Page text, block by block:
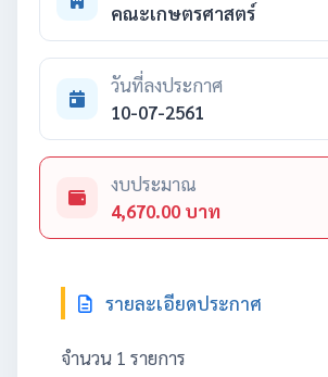
คณะเกษตรศาสตร์
วันที่ลงประกาศ
10-07-2561
งบประมาณ
4,670.00 บาท
รายละเอียดประกาศ
จำนวน 1 รายการ